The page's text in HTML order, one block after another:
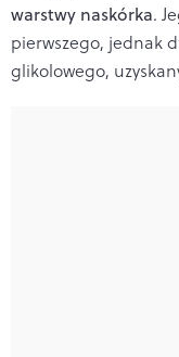
warstwy naskórka.
pierwszego, jednak
glikolowego,